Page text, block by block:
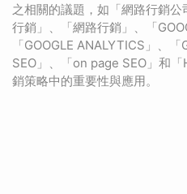
之相關的議題，如「網路行銷
行銷」、「網路行銷」、「
「GOOGLE ANALYTICS」、
SEO」、「on page SEO」和
銷策略中的重要性與應用。